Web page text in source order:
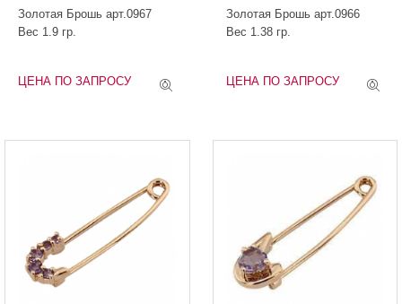
Золотая Брошь арт.0967
Вес 1.9 гр.
ЦЕНА ПО ЗАПРОСУ
Золотая Брошь арт.0966
Вес 1.38 гр.
ЦЕНА ПО ЗАПРОСУ